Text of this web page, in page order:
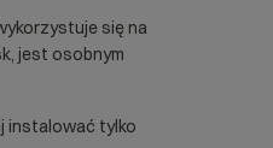
się na
jest osobnym
instalować tylko